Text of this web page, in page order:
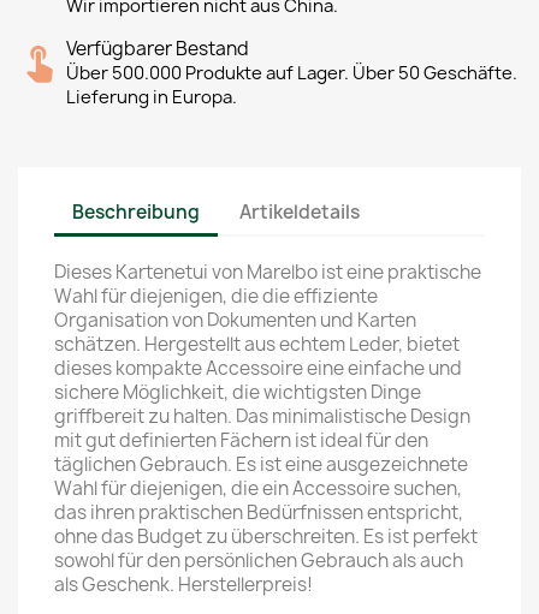
Wir importieren nicht aus China.
Verfügbarer Bestand
Über 500.000 Produkte auf Lager. Über 50 Geschäfte.
Lieferung in Europa.
Beschreibung Artikeldetails
Dieses Kartenetui von Marelbo ist eine praktische
Wahl für diejenigen, die die effiziente
Organisation von Dokumenten und Karten
schätzen. Hergestellt aus echtem Leder, bietet
dieses kompakte Accessoire eine einfache und
sichere Möglichkeit, die wichtigsten Dinge
griffbereit zu halten. Das minimalistische Design
mit gut definierten Fächern ist ideal für den
täglichen Gebrauch. Es ist eine ausgezeichnete
Wahl für diejenigen, die ein Accessoire suchen,
das ihren praktischen Bedürfnissen entspricht,
ohne das Budget zu überschreiten. Es ist perfekt
sowohl für den persönlichen Gebrauch als auch
als Geschenk. Herstellerpreis!